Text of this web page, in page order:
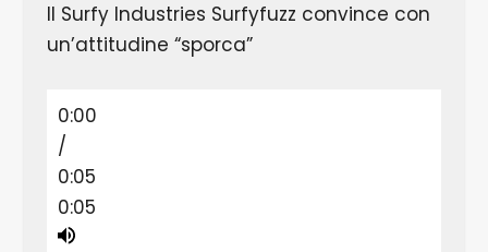
Il Surfy Industries Surfyfuzz convince con
un’attitudine “sporca”
0:00
/
0:05
0:05